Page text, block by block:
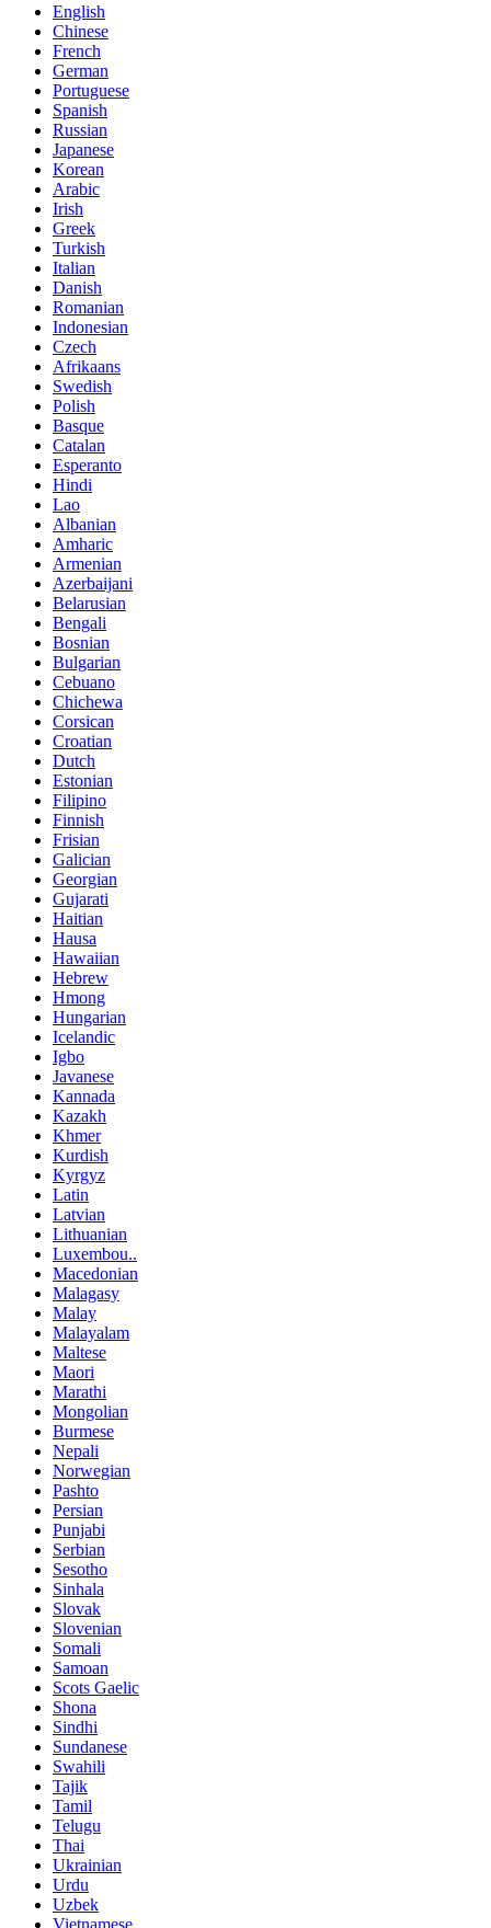
English
Chinese
French
German
Portuguese
Spanish
Russian
Japanese
Korean
Arabic
Irish
Greek
Turkish
Italian
Danish
Romanian
Indonesian
Czech
Afrikaans
Swedish
Polish
Basque
Catalan
Esperanto
Hindi
Lao
Albanian
Amharic
Armenian
Azerbaijani
Belarusian
Bengali
Bosnian
Bulgarian
Cebuano
Chichewa
Corsican
Croatian
Dutch
Estonian
Filipino
Finnish
Frisian
Galician
Georgian
Gujarati
Haitian
Hausa
Hawaiian
Hebrew
Hmong
Hungarian
Icelandic
Igbo
Javanese
Kannada
Kazakh
Khmer
Kurdish
Kyrgyz
Latin
Latvian
Lithuanian
Luxembou..
Macedonian
Malagasy
Malay
Malayalam
Maltese
Maori
Marathi
Mongolian
Burmese
Nepali
Norwegian
Pashto
Persian
Punjabi
Serbian
Sesotho
Sinhala
Slovak
Slovenian
Somali
Samoan
Scots Gaelic
Shona
Sindhi
Sundanese
Swahili
Tajik
Tamil
Telugu
Thai
Ukrainian
Urdu
Uzbek
Vietnamese